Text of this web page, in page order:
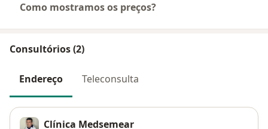
Como mostramos os preços?
Consultórios (2)
Endereço Teleconsulta
Clínica Medsemear